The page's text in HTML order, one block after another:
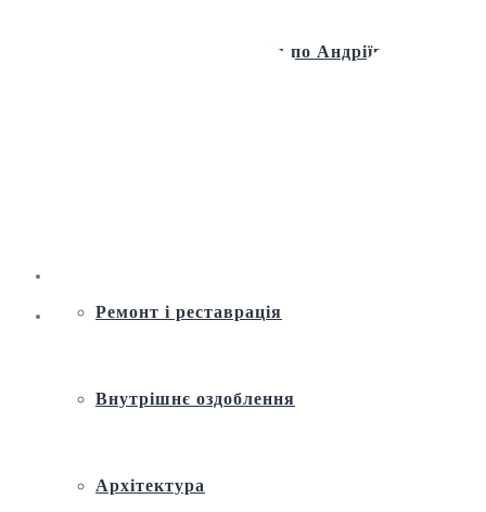
Віртуальна екскурсія по Андріївській
Ремонт і реставрація
Внутрішнє оздоблення
Архітектура